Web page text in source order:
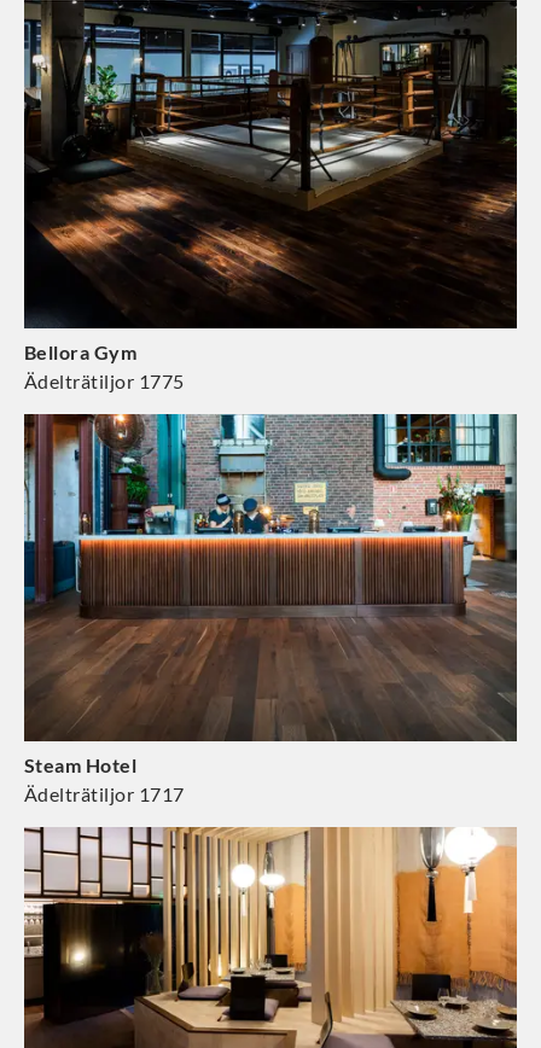
Bellora Gym
Ädelträtiljor 1775
Steam Hotel
Ädelträtiljor 1717